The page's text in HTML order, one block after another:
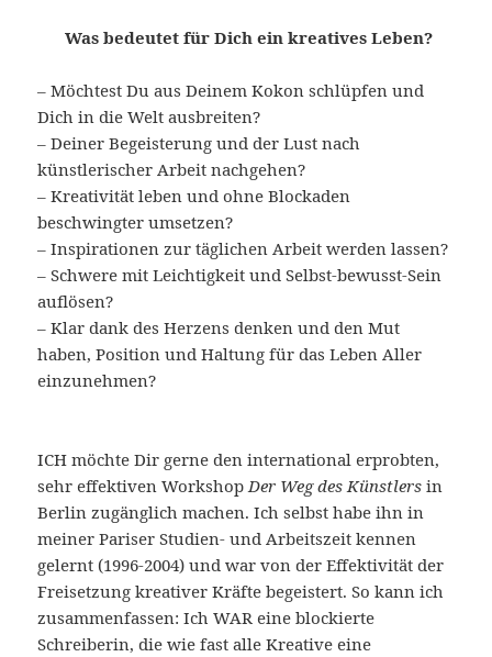
Was bedeutet für Dich ein kreatives Leben?
– Möchtest Du aus Deinem Kokon schlüpfen und
Dich in die Welt ausbreiten?
– Deiner Begeisterung und der Lust nach
künstlerischer Arbeit nachgehen?
– Kreativität leben und ohne Blockaden
beschwingter umsetzen?
– Inspirationen zur täglichen Arbeit werden lassen?
– Schwere mit Leichtigkeit und Selbst-bewusst-Sein
auflösen?
– Klar dank des Herzens denken und den Mut
haben, Position und Haltung für das Leben Aller
einzunehmen?
ICH möchte Dir gerne den international erprobten,
sehr effektiven Workshop Der Weg des Künstlers in
Berlin zugänglich machen. Ich selbst habe ihn in
meiner Pariser Studien- und Arbeitszeit kennen
gelernt (1996-2004) und war von der Effektivität der
Freisetzung kreativer Kräfte begeistert. So kann ich
zusammenfassen: Ich WAR eine blockierte
Schreiberin, die wie fast alle Kreative eine